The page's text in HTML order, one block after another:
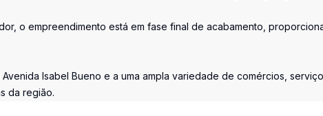
o empreendimento está em fase final de acabamento,
Isabel Bueno e a uma ampla variedade de comércios,
da região.